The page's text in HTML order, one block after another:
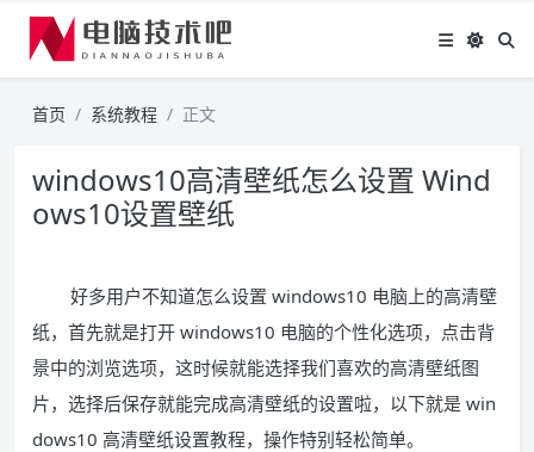
首页 系统教程 正文
windows10高清壁纸怎么设置 Wind
ows10设置壁纸
好多用户不知道怎么设置 windows10 电脑上的高清壁
纸，首先就是打开 windows10 电脑的个性化选项，点击背
景中的浏览选项，这时候就能选择我们喜欢的高清壁纸图
片，选择后保存就能完成高清壁纸的设置啦，以下就是 win
dows10 高清壁纸设置教程，操作特别轻松简单。